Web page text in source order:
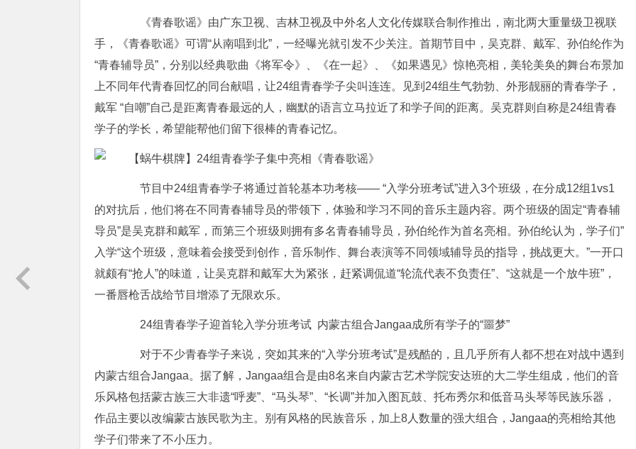
《青春歌谣》由广东卫视、吉林卫视及中外名人文化传媒联合制作推出，南北两大重量级卫视联
手，《青春歌谣》可谓“从南唱到北”，一经曝光就引发不少关注。首期节目中，吴克群、戴军、孙伯纶作为
“青春辅导员”，分别以经典歌曲《将军令》、《在一起》、《如果遇见》惊艳亮相，美轮美奂的舞台布景加
上不同年代青春回忆的同台献唱，让24组青春学子尖叫连连。见到24组生气勃勃、外形靓丽的青春学子，
戴军 “自嘲”自己是距离青春最远的人，幽默的语言立马拉近了和学子间的距离。吴克群则自称是24组青春
学子的学长，希望能帮他们留下很棒的青春记忆。
节目中24组青春学子将通过首轮基本功考核—— “入学分班考试”进入3个班级，在分成12组1vs1
的对抗后，他们将在不同青春辅导员的带领下，体验和学习不同的音乐主题内容。两个班级的固定“青春辅
导员”是吴克群和戴军，而第三个班级则拥有多名青春辅导员，孙伯纶作为首名亮相。孙伯纶认为，学子们”
入学“这个班级，意味着会接受到创作，音乐制作、舞台表演等不同领域辅导员的指导，挑战更大。”一开口
就颇有“抢人”的味道，让吴克群和戴军大为紧张，赶紧调侃道“轮流代表不负责任”、“这就是一个放牛班”，
一番唇枪舌战给节目增添了无限欢乐。
24组青春学子迎首轮入学分班考试 内蒙古组合Jangaa成所有学子的“噩梦”
对于不少青春学子来说，突如其来的“入学分班考试”是残酷的，且几乎所有人都不想在对战中遇到
内蒙古组合Jangaa。据了解，Jangaa组合是由8名来自内蒙古艺术学院安达班的大二学生组成，他们的音
乐风格包括蒙古族三大非遗“呼麦”、“马头琴”、“长调”并加入图瓦鼓、托布秀尔和低音马头琴等民族乐器，
作品主要以改编蒙古族民歌为主。别有风格的民族音乐，加上8人数量的强大组合，Jangaa的亮相给其他
学子们带来了不小压力。